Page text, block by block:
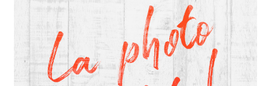
MON COMPTE